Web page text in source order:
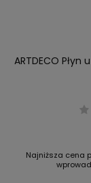
ARTDECO
Najniższa cena